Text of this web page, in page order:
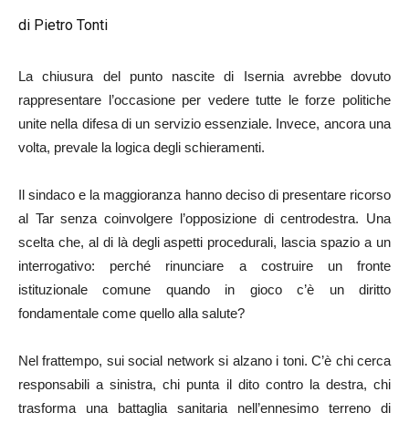
di Pietro Tonti
La chiusura del punto nascite di Isernia avrebbe dovuto
rappresentare l’occasione per vedere tutte le forze politiche
unite nella difesa di un servizio essenziale. Invece, ancora una
volta, prevale la logica degli schieramenti.
Il sindaco e la maggioranza hanno deciso di presentare ricorso
al Tar senza coinvolgere l’opposizione di centrodestra. Una
scelta che, al di là degli aspetti procedurali, lascia spazio a un
interrogativo: perché rinunciare a costruire un fronte
istituzionale comune quando in gioco c’è un diritto
fondamentale come quello alla salute?
Nel frattempo, sui social network si alzano i toni. C’è chi cerca
responsabili a sinistra, chi punta il dito contro la destra, chi
trasforma una battaglia sanitaria nell’ennesimo terreno di